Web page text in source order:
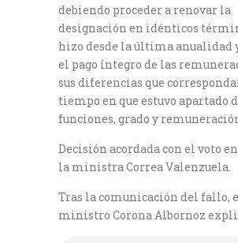
debiendo proceder a renovar la
designación en idénticos
hizo desde la última anualidad
el pago íntegro de las
sus diferencias que
tiempo en que estuvo apartado
funciones, grado y
Decisión acordada con el voto
la ministra Correa Valenzuela.
Tras la comunicación del fallo,
ministro Corona Albornoz